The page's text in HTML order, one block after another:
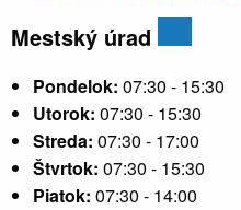
Mestský úrad
Pondelok: 07:30 - 15:30
Utorok: 07:30 - 15:30
Streda: 07:30 - 17:00
Štvrtok: 07:30 - 15:30
Piatok: 07:30 - 14:00